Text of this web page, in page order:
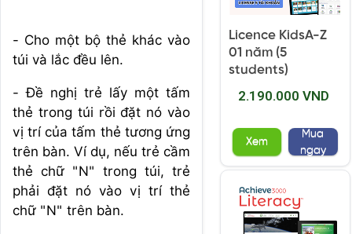
- Cho một bộ thẻ khác vào
túi và lắc đều lên.
- Đề nghị trẻ lấy một tấm
thẻ trong túi rồi đặt nó vào
vị trí của tấm thẻ tương ứng
trên bàn. Ví dụ, nếu trẻ cầm
thẻ chữ "N" trong túi, trẻ
phải đặt nó vào vị trí thẻ
chữ "N" trên bàn.
Licence KidsA-Z
01 năm (5
students)
2.190.000 VND
Xem
Mua
ngay